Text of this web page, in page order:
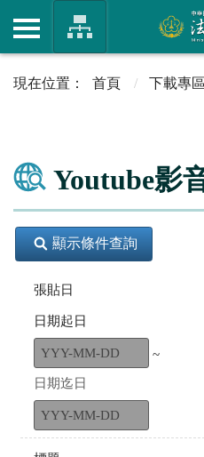
首頁 下載專區
Youtube影
顯示條件查詢
張貼日
日期起日
~
日期迄日